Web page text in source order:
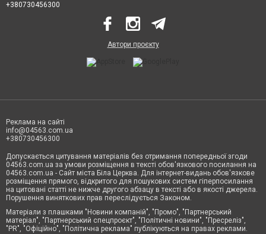
+380730456300
Автори проєкту
Реклама на сайті
info@04563.com.ua
+380730456300
Допускається цитування матеріалів без отримання попередньої згоди
04563.com.ua за умови розміщення в тексті обов'язкового посилання на
04563.com.ua - Сайт міста Біла Церква. Для інтернет-видань обов'язкове
розміщення прямого, відкритого для пошукових систем гіперпосилання
на цитовані статті не нижче другого абзацу в тексті або в якості джерела.
Порушення виняткових прав переслідується Законом.
Матеріали з плашками "Новини компаній", "Промо", "Партнерський
матеріал", "Партнерський спецпроєкт", "Політичні новини", "Пресреліз",
"PR", "Офіційно", "Політична реклама" публікуються на правах реклами.